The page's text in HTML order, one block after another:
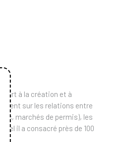
part à la création et à
sur les relations entre
marchés de permis), les
il a consacré près de 100